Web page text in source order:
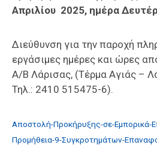
Απριλίου 2025, ημέρα
Διεύθυνση για την παροχή
εργάσιμες ημέρες και ώρες
Α/Β Λάρισας, (Τέρμα Αγιάς –
Τηλ.: 2410 515475-6).
Αποστολή-Προκήρυξης-σε-Εμπορικά-
Προμήθεια-9-Συγκροτημάτων-